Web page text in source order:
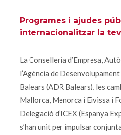
Programes i ajudes
internacionalitzar la
La Conselleria d’Empresa,
l’Agència de
Balears (ADR Balears), les
Mallorca, Menorca i Eivissa i
Delegació d’ICEX (Espanya
s’han unit per impulsar